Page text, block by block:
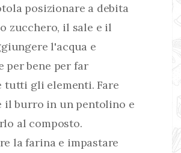
posizionare a debita
zucchero, il sale e il
l'acqua e
per bene per far
tutti gli elementi. Fare
il burro in un pentolino e
al composto.
la farina e impastare